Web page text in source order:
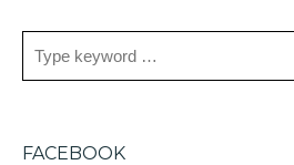
FACEBOOK